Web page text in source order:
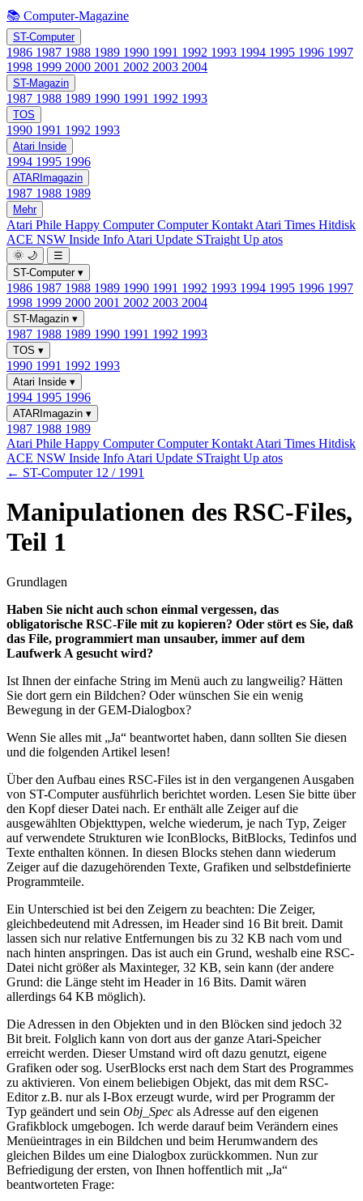
📚 Computer-Magazine
ST-Computer
1986 1987 1988 1989 1990 1991 1992 1993 1994 1995 1996 1997
1998 1999 2000 2001 2002 2003 2004
ST-Magazin
1987 1988 1989 1990 1991 1992 1993
TOS
1990 1991 1992 1993
Atari Inside
1994 1995 1996
ATARImagazin
1987 1988 1989
Mehr
Atari Phile Happy ComputerComputer Kontakt Atari Times Hitdisk
ACE NSW Inside Info Atari Update STraight Up atos
🌞 🌙
☰
ST-Computer ▾
1986 1987 1988 1989 1990 1991 1992 1993 1994 1995 1996 1997
1998 1999 2000 2001 2002 2003 2004
ST-Magazin ▾
1987 1988 1989 1990 1991 1992 1993
TOS ▾
1990 1991 1992 1993
Atari Inside ▾
1994 1995 1996
ATARImagazin ▾
1987 1988 1989
Atari Phile Happy ComputerComputer Kontakt Atari Times Hitdisk
ACE NSW Inside Info Atari Update STraight Up atos
← ST-Computer 12 / 1991
Manipulationen des RSC-Files,
Teil 1
Grundlagen
Haben Sie nicht auch schon einmal vergessen, das
obligatorische RSC-File mit zu kopieren? Oder stört es Sie, daß
das File, programmiert man unsauber, immer auf dem
Laufwerk A gesucht wird?
Ist Ihnen der einfache String im Menü auch zu langweilig? Hätten
Sie dort gern ein Bildchen? Oder wünschen Sie ein wenig
Bewegung in der GEM-Dialogbox?
Wenn Sie alles mit „Ja“ beantwortet haben, dann sollten Sie diesen
und die folgenden Artikel lesen!
Über den Aufbau eines RSC-Files ist in den vergangenen Ausgaben
von ST-Computer ausführlich berichtet worden. Lesen Sie bitte über
den Kopf dieser Datei nach. Er enthält alle Zeiger auf die
ausgewählten Objekttypen, welche wiederum, je nach Typ, Zeiger
auf verwendete Strukturen wie IconBlocks, BitBlocks, Tedinfos und
Texte enthalten können. In diesen Blocks stehen dann wiederum
Zeiger auf die dazugehörenden Texte, Grafiken und selbstdefinierte
Programmteile.
Ein Unterschied ist bei den Zeigern zu beachten: Die Zeiger,
gleichbedeutend mit Adressen, im Header sind 16 Bit breit. Damit
lassen sich nur relative Entfernungen bis zu 32 KB nach vom und
nach hinten anspringen. Das ist auch ein Grund, weshalb eine RSC-
Datei nicht größer als Maxinteger, 32 KB, sein kann (der andere
Grund: die Länge steht im Header in 16 Bits. Damit wären
allerdings 64 KB möglich).
Die Adressen in den Objekten und in den Blöcken sind jedoch 32
Bit breit. Folglich kann von dort aus der ganze Atari-Speicher
erreicht werden. Dieser Umstand wird oft dazu genutzt, eigene
Grafiken oder sog. UserBlocks erst nach dem Start des Programmes
zu aktivieren. Von einem beliebigen Objekt, das mit dem RSC-
Editor z.B. nur als I-Box erzeugt wurde, wird per Programm der
Typ geändert und sein Obj_Spec als Adresse auf den eigenen
Grafikblock umgebogen. Ich werde darauf beim Verändern eines
Menüeintrages in ein Bildchen und beim Herumwandern des
gleichen Bildes um eine Dialogbox zurückkommen. Nun zur
Befriedigung der ersten, von Ihnen hoffentlich mit „Ja“
beantworteten Frage: